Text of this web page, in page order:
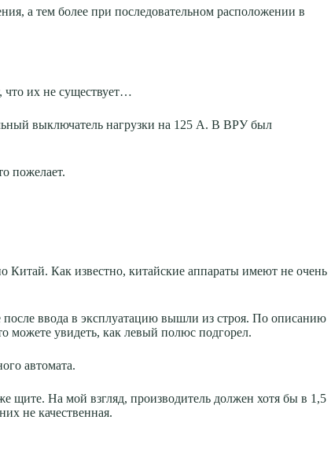
а тем более при последовательном расположении в
что их не существует…
выключатель нагрузки на 125 А. В ВРУ был
пожелает.
Китай. Как известно, китайские аппараты имеют не очень
после ввода в эксплуатацию вышли из строя. По описанию
увидеть, как левый полюс подгорел.
автомата.
щите. На мой взгляд, производитель должен хотя бы в 1,5
не качественная.